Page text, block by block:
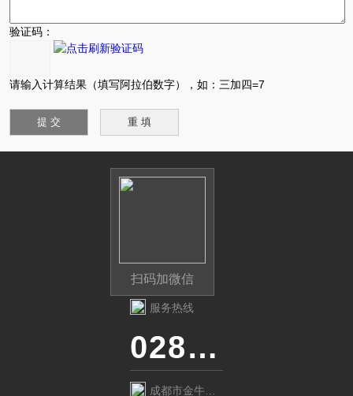
验证码：
请输入计算结果（填写阿拉伯数字），如：三加四=7
扫码加微信
服务热线
028-87741718
成都市金牛区